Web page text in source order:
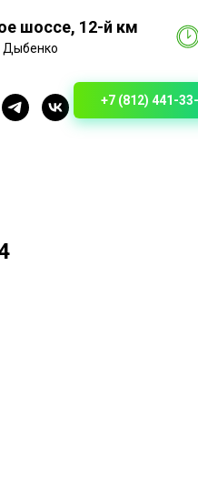
шоссе, 12-й км
Дыбенко
+7 (812) 441-